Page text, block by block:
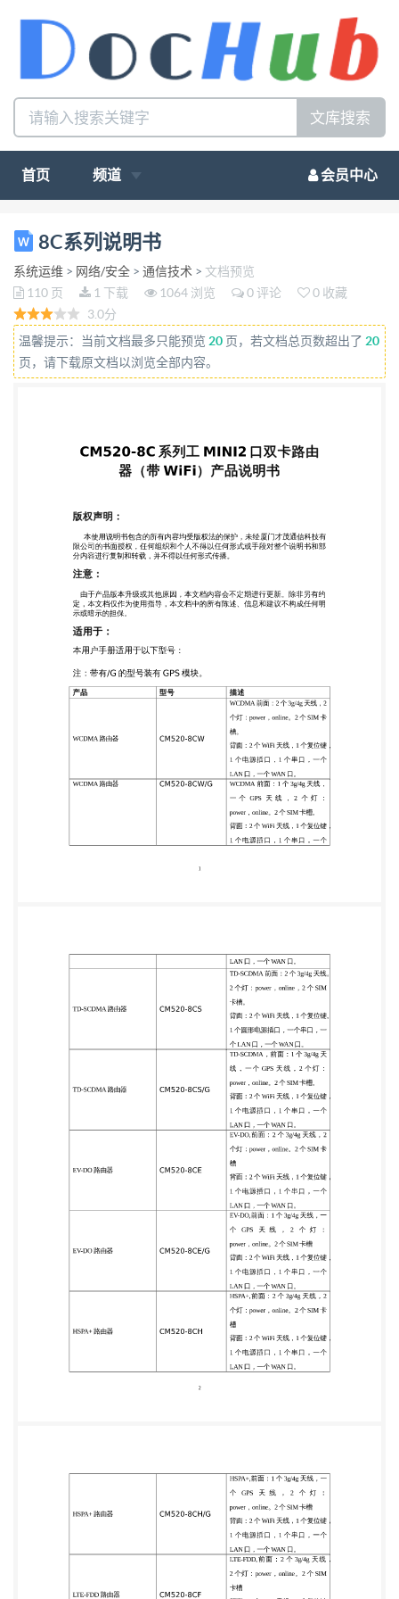
文库搜索
首页 频道 会员中心
CM520-8C 系列工 MINI2 口双卡路由 器（带 WiFi）
产品说明书 版权声明： 本使用说明书包含的所有内
容均受版权法的保护，未经厦门才茂通信科技有 限公
司的书面授权，任何组织和个人不得以任何形式或手
段对整个说明书和部 分内容进行复制和转载，并不得
以任何形式传播。 注意： 由于产品版本升级或其他
信息和建议不构成任何明 示或暗示的担保。 适用
于： 本用户手册适用于以下型号： 注：带有/G 的型
个 3g/4g 天线，2 个灯：power，online。2 个 SIM 卡
WCDMA 路由器 CM520-8CW 槽。 背面：2 个 WiFi
天线，1 个复位键， 1 个电源插口，1 个串口，一个
LAN 口，一个 WAN 口。 WCDMA 路由器 CM520-
8CW/G WCDMA 前面：1 个 3g/4g 天线， 一 个 GPS
天 线 ， 2 个 灯 ： power，online。2 个 SIM 卡槽。
背面：2 个 WiFi 天线，1 个复位键， 1 个电源插口，
1 个串口，一个 1 LAN 口，一个 WAN 口。 TD-
SCDMA 前面：2 个 3g/4g 天线。 2 个灯：power，
online，2 个 SIM TD-SCDMA 路由器 CM520-8CS 卡
槽。 背面：2 个 WiFi 天线，1 个复位键。 1 个圆形电
源插口，一个串口，一 个 LAN 口，一个 WAN 口。
TD-SCDMA，前面：1 个 3g/4g 天 线 ， 一 个 GPS 天
线 ， 2 个 灯 ： TD-SCDMA 路由器 CM520-8CS/G
线， 2 个灯：power，online。2 个 SIM 卡 EV-DO 路
由器 CM520-8CE 槽 背面：2 个 WiFi 天线，1 个复位
键， 1 个电源插口，1 个串口，一个 LAN 口，一个
WAN 口。 EV-DO,前面：1 个 3g/4g 天线，一 个 GPS
天 线 ， 2 个 灯 ： EV-DO 路由器 CM520-8CE/G
power，online。2 个 SIM 卡槽 背面：2 个 WiFi 天
线，1 个复位键， 1 个电源插口，1 个串口，一个
LAN 口，一个 WAN 口。 HSPA+, 前面：2 个 3g/4g 天
线，2 个灯：power，online。2 个 SIM 卡 HSPA+ 路
由器 CM520-8CH 槽 背面：2 个 WiFi 天线，1 个复位
键， 1 个电源插口，1 个串口，一个 LAN 口，一个
WAN 口。 2 HSPA+,前面：1 个 3g/4g 天线，一 个
GPS 天 线 ， 2 个 灯 ： HSPA+ 路由器 CM520-8CH/G
power，online。2 个 SIM 卡槽 背面：2 个 WiFi 天
线，1 个复位键， 1 个电源插口，1 个串口，一个
LAN 口，一个 WAN 口。 LTE-FDD, 前 面 ： 2 个 3g/4g
个 WAN 口。 LTE-FDD,前面：1 个 3g/4g 天线， 一 个
GPS 天 线 ， 2 个 灯 ： LTE-FDD 路由器 CM520-
8CF/G power，online。2 个 SIM 卡槽。 背面：2 个
WiFi 天线，1 个复位键， 1 个电源插口，1 个串口，
一个 LAN 口，一个 WAN 口。 LTE-TDD, 前 面 ： 2 个
8C系列说明书
系统运维 > 网络/安全 > 通信技术 > 文档预览
110 页
1 下载 1064 浏览 0 评论
0 收藏
3.0分
温馨提示：当前文档最多只能预览 20 页，若文档总页数超出了 20
页，请下载原文档以浏览全部内容。